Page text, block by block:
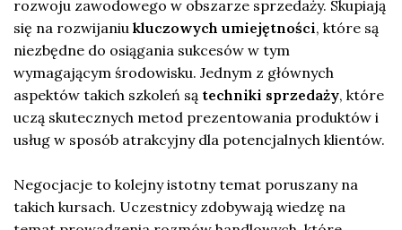
rozwoju zawodowego w obszarze sprzedaży. Skupiają
się na rozwijaniu kluczowych umiejętności, które są
niezbędne do osiągania sukcesów w tym
wymagającym środowisku. Jednym z głównych
aspektów takich szkoleń są techniki sprzedaży, które
uczą skutecznych metod prezentowania produktów i
usług w sposób atrakcyjny dla potencjalnych klientów.
Negocjacje to kolejny istotny temat poruszany na
takich kursach. Uczestnicy zdobywają wiedzę na